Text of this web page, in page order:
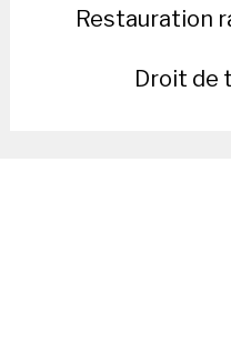
Restauration
Droit de